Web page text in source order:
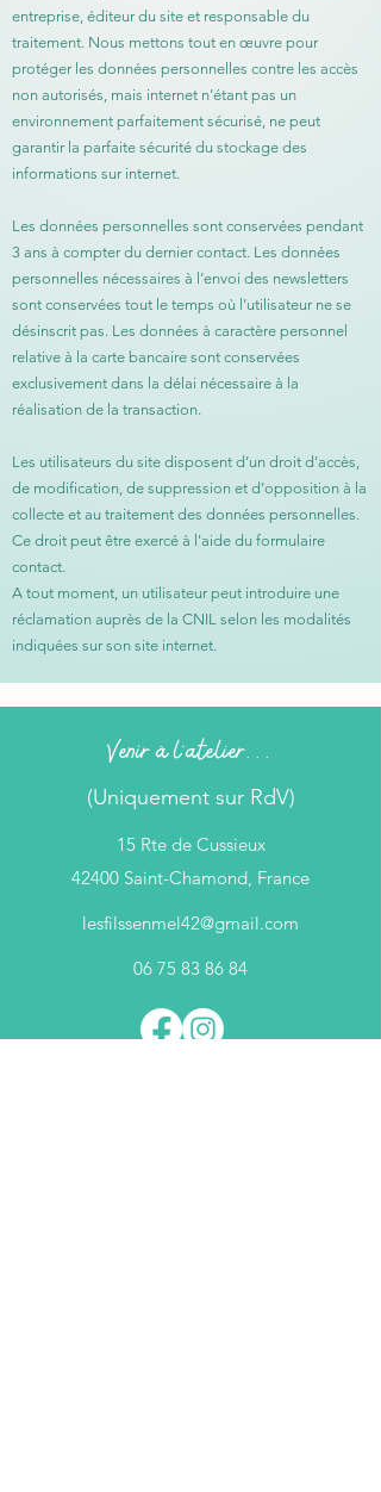
entreprise, éditeur du site et responsable du
traitement. Nous mettons tout en œuvre pour
protéger les données personnelles contre les accès
non autorisés, mais internet n’étant pas un
environnement parfaitement sécurisé, ne peut
garantir la parfaite sécurité du stockage des
informations sur internet.
Les données personnelles sont conservées pendant
3 ans à compter du dernier contact. Les données
personnelles nécessaires à l’envoi des newsletters
sont conservées tout le temps où l’utilisateur ne se
désinscrit pas. Les données à caractère personnel
relative à la carte bancaire sont conservées
exclusivement dans la délai nécessaire à la
réalisation de la transaction.
Les utilisateurs du site disposent d’un droit d’accès,
de modification, de suppression et d’opposition à la
collecte et au traitement des données personnelles.
Ce droit peut être exercé à l'aide du formulaire
contact.
A tout moment, un utilisateur peut introduire une
réclamation auprès de la CNIL selon les modalités
indiquées sur son site internet.
Venir à l'atelier...
(Uniquement sur RdV)
15 Rte de Cussieux
42400 Saint-Chamond, France
lesfilssenmel42@gmail.com
06 75 83 86 84